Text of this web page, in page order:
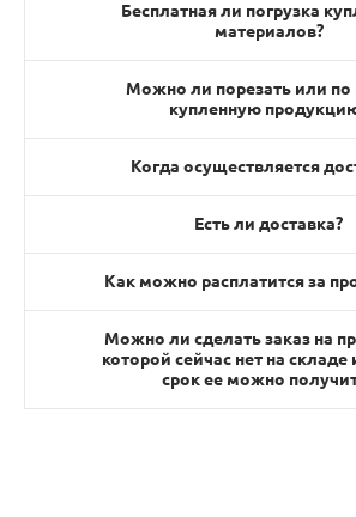
Бесплатная ли погрузка
материалов?
Можно ли порезать или по
купленную
Когда осуществляется
Есть ли доставка?
Как можно расплатится за
Можно ли сделать заказ на
которой сейчас нет на складе
срок ее можно